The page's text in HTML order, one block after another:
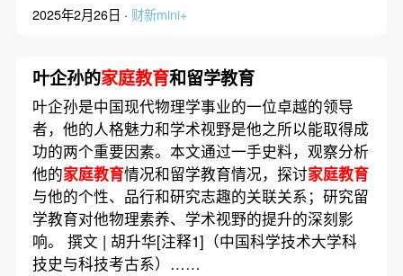
2025年2月26日 · 财新mini+
叶企孙的家庭教育和留学教育
叶企孙是中国现代物理学事业的一位卓越的领导
者，他的人格魅力和学术视野是他之所以能取得成
功的两个重要因素。本文通过一手史料，观察分析
他的家庭教育情况和留学教育情况，探讨家庭教育
与他的个性、品行和研究志趣的关联关系；研究留
学教育对他物理素养、学术视野的提升的深刻影
响。 撰文 | 胡升华[注释1]（中国科学技术大学科
技史与科技考古系）……